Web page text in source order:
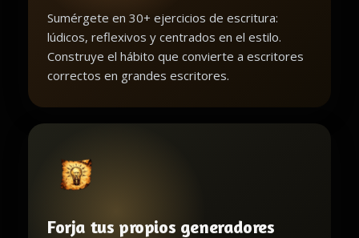
Sumérgete en 30+ ejercicios de escritura:
lúdicos, reflexivos y centrados en el estilo.
Construye el hábito que convierte a escritores
correctos en grandes escritores.
Forja tus propios generadores